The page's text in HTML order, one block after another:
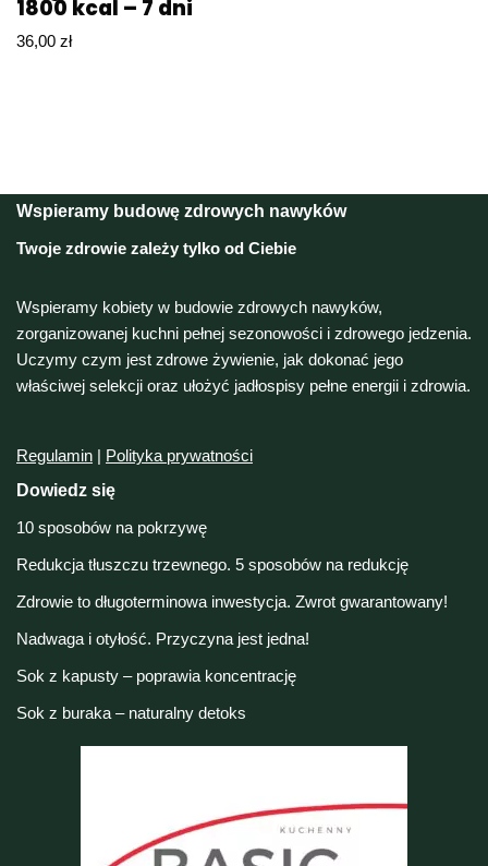
1800 kcal – 7 dni
36,00 zł
Wspieramy budowę zdrowych nawyków
Twoje zdrowie zależy tylko od Ciebie
Wspieramy kobiety w budowie zdrowych nawyków,
zorganizowanej kuchni pełnej sezonowości i zdrowego jedzenia.
Uczymy czym jest zdrowe żywienie, jak dokonać jego
właściwej selekcji oraz ułożyć jadłospisy pełne energii i zdrowia.
Regulamin | Polityka prywatności
Dowiedz się
10 sposobów na pokrzywę
Redukcja tłuszczu trzewnego. 5 sposobów na redukcję
Zdrowie to długoterminowa inwestycja. Zwrot gwarantowany!
Nadwaga i otyłość. Przyczyna jest jedna!
Sok z kapusty – poprawia koncentrację
Sok z buraka – naturalny detoks